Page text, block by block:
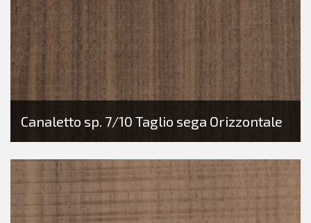
Canaletto sp. 7/10 Taglio sega Orizzontale